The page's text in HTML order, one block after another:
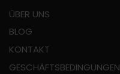
ÜBER UNS
BLOG
KONTAKT
GESCHÄFTSBEDINGUNGEN